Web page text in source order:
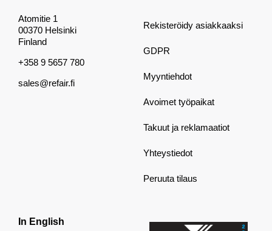
Atomitie 1
00370 Helsinki
Finland
+358 9 5657 780
sales@refair.fi
Rekisteröidy asiakkaaksi
GDPR
Myyntiehdot
Avoimet työpaikat
Takuut ja reklamaatiot
Yhteystiedot
Peruuta tilaus
In English